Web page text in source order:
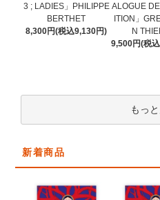
3 ; LADIES」PHILIPPE
BERTHET
8,300円(税込9,130円)
ALOGUE
ITION」
N
9,500円(税
もっ
新着商品